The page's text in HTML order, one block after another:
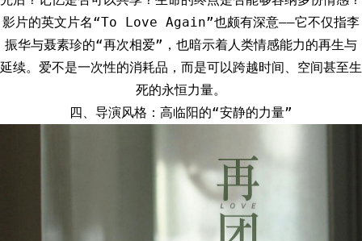
影片的英文片名“To Love Again”也颇有深意——它不仅指李
振华与聂素珍的“再次相爱”，也暗示着人类情感能力的再生与
延续。爱不是一次性的消耗品，而是可以跨越时间、空间甚至生
死的永恒力量。
四、导演风格：高临阳的“安静的力量”